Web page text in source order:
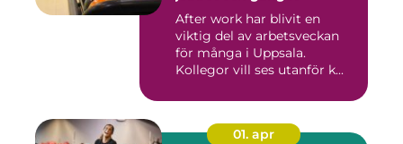
After work har blivit en
viktig del av arbetsveckan
för många i Uppsala.
Kollegor vill ses utanför k...
01. apr